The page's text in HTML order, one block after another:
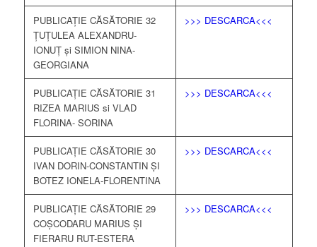
PUBLICAȚIE CĂSĂTORIE 32
ȚUȚULEA ALEXANDRU-
IONUȚ și SIMION NINA-
GEORGIANA
>>> DESCARCA<<<
PUBLICAȚIE CĂSĂTORIE 31
RIZEA MARIUS si VLAD
FLORINA- SORINA
>>> DESCARCA<<<
PUBLICAȚIE CĂSĂTORIE 30
IVAN DORIN-CONSTANTIN ȘI
BOTEZ IONELA-FLORENTINA
>>> DESCARCA<<<
PUBLICAȚIE CĂSĂTORIE 29
COȘCODARU MARIUS ȘI
FIERARU RUT-ESTERA
>>> DESCARCA<<<